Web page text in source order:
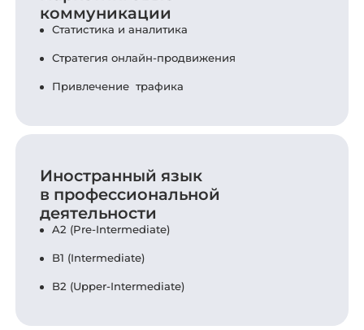
коммуникации
Статистика и аналитика
Стратегия онлайн-продвижения
Привлечение трафика
Иностранный язык
в профессиональной
деятельности
A2 (Pre-Intermediate)
B1 (Intermediate)
B2 (Upper-Intermediate)